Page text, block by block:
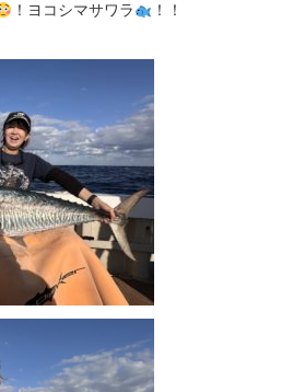
！ヨコシマサワラ ！！